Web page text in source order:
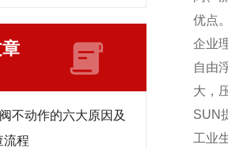
不动作的六大原因及
流程
优点
企业
自由
大，
SUN
工业